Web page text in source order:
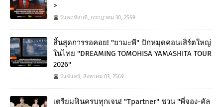
>
วันพฤหัสบดี, กรกฎาคม 30, 2569
สิ้นสุดการรอคอย! "ยามะพี" ปักหมุดคอนเสิร์ตใหญ่
ในไทย "DREAMING TOMOHISA YAMASHITA TOUR
2026"
วันจันทร์, สิงหาคม 03, 2569
เตรียมฟินครบทุกเจน! "Tpartner" ชวน "พี่จอง-คัล